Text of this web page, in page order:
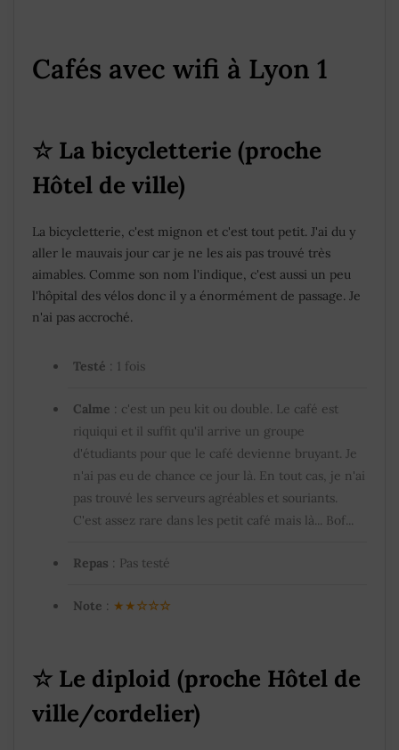
Cafés avec wifi à Lyon 1
☆ La bicycletterie (proche
Hôtel de ville)
La bicycletterie, c'est mignon et c'est tout petit. J'ai du y
aller le mauvais jour car je ne les ais pas trouvé très
aimables. Comme son nom l'indique, c'est aussi un peu
l'hôpital des vélos donc il y a énormément de passage. Je
n'ai pas accroché.
Testé : 1 fois
Calme : c'est un peu kit ou double. Le café est
riquiqui et il suffit qu'il arrive un groupe
d'étudiants pour que le café devienne bruyant. Je
n'ai pas eu de chance ce jour là. En tout cas, je n'ai
pas trouvé les serveurs agréables et souriants.
C'est assez rare dans les petit café mais là... Bof...
Repas : Pas testé
Note : ★★☆☆☆
☆ Le diploid (proche Hôtel de
ville/cordelier)